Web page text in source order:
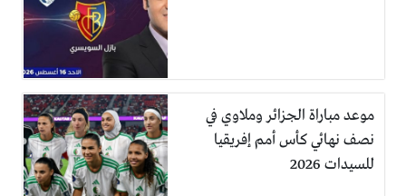
موعد مباراة الجزائر وملاوي في
نصف نهائي كأس أمم إفريقيا
للسيدات 2026